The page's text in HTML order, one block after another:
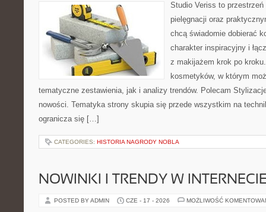
Studio Veriss to
pielęgnacji oraz
chcą świadomie dobierać
charakter inspiracyjny i
z makijażem krok po
kosmetyków, w którym
tematyczne zestawienia, jak i analizy trendów. Polecam
nowości. Tematyka strony skupia się przede wszystkim na
ogranicza się […]
CATEGORIES: HISTORIA NAGRODY NOBLA
NOWINKI I TRENDY W
POSTED BY ADMIN CZE - 17 - 2026 MOŻLIWOŚĆ